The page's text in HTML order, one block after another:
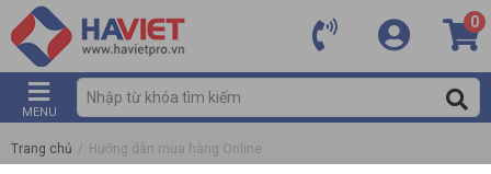
0
MENU
Trang chủ / Hướng dẫn mua hàng Online